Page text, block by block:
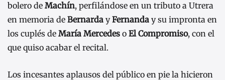
bolero de Machín, perfilándose en un tributo a Utrera
en memoria de Bernarda yFernanda y su impronta en
los cuplés de María Mercedes o El Compromiso, con el
que quiso acabar el recital.
Los incesantes aplausos del público en pie la hicieron